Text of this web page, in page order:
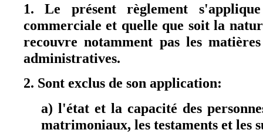
1. Le présent règlement
commerciale et quelle que soit la
recouvre notamment pas les
administratives.
2. Sont exclus de son application:
a) l'état et la capacité des
matrimoniaux, les testaments et les